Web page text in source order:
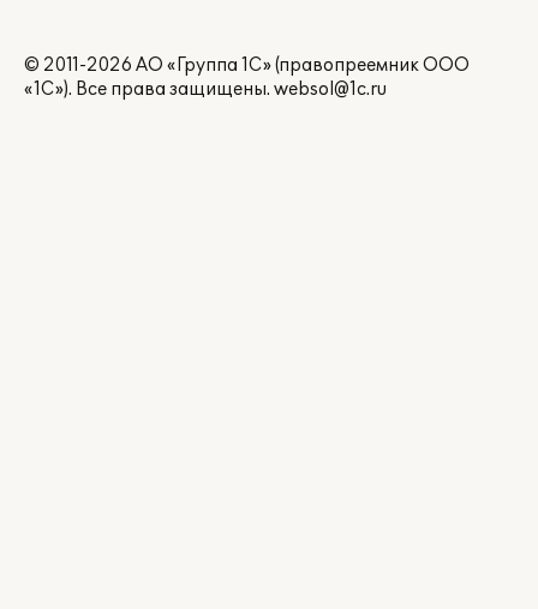
© 2011-2026 АО «Группа 1С» (правопреемник ООО
«1С»). Все права защищены. websol@1c.ru